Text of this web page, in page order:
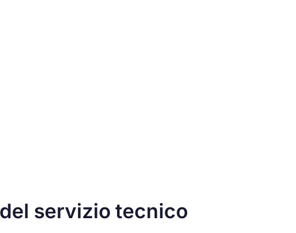
servizio tecnico